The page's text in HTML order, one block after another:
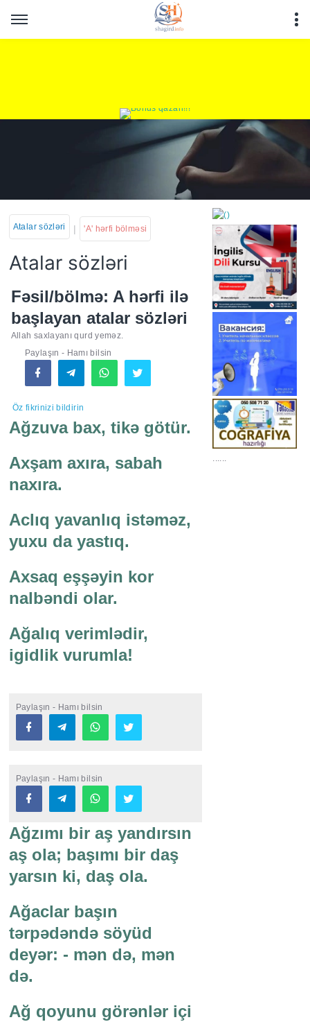
Atalar sözləri | 'A' hərfi bölməsi
Atalar sözləri
Fəsil/bölmə: A hərfi ilə
başlayan atalar sözləri
Allah saxlayanı qurd yeməz.
Paylaşın - Hamı bilsin
Öz fikrinizi bildirin
Ağzuva bax, tikə götür.
Axşam axıra, sabah
naxıra.
Aclıq yavanlıq istəməz,
yuxu da yastıq.
Axsaq eşşəyin kor
nalbəndi olar.
Ağalıq verimlədir,
igidlik vurumla!
Paylaşın - Hamı bilsin
Paylaşın - Hamı bilsin
Ağzımı bir aş yandırsın
aş ola; başımı bir daş
yarsın ki, daş ola.
Ağaclar başın
tərpədəndə söyüd
deyər: - mən də, mən
də.
Ağ qoyunu görənlər içi
https://wa.me/
......